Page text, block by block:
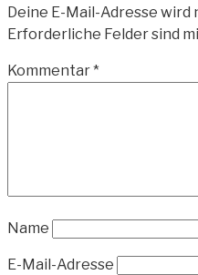
Deine E-Mail-Adresse
Erforderliche Felder sind
Kommentar*
Name
E-Mail-Adresse